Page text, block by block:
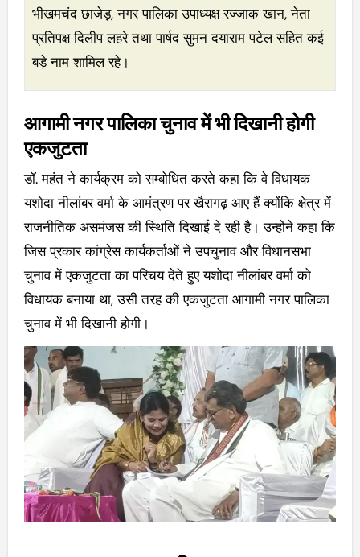
भीखमचंद छाजेड़, नगर पालिका उपाध्यक्ष रज्जाक खान, नेता
प्रतिपक्ष दिलीप लहरे तथा पार्षद सुमन दयाराम पटेल सहित कई
बड़े नाम शामिल रहे।
आगामी नगर पालिका चुनाव में भी दिखानी होगी
एकजुटता
डॉ. महंत ने कार्यक्रम को सम्बोधित करते कहा कि वे विधायक
यशोदा नीलांबर वर्मा के आमंत्रण पर खैरागढ़ आए हैं क्योंकि क्षेत्र में
राजनीतिक असमंजस की स्थिति दिखाई दे रही है। उन्होंने कहा कि
जिस प्रकार कांग्रेस कार्यकर्ताओं ने उपचुनाव और विधानसभा
चुनाव में एकजुटता का परिचय देते हुए यशोदा नीलांबर वर्मा को
विधायक बनाया था, उसी तरह की एकजुटता आगामी नगर पालिका
चुनाव में भी दिखानी होगी।